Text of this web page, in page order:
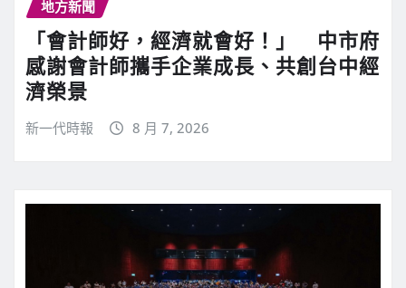
地方新聞
「會計師好，經濟就會好！」 中市府
感謝會計師攜手企業成長、共創台中經
濟榮景
新一代時報 8 月 7, 2026